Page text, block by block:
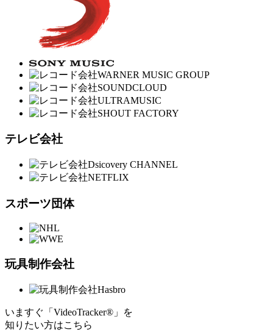
テレビ会社
スポーツ団体
玩具制作会社
いますぐ「VideoTracker®」を
知りたい方はこちら